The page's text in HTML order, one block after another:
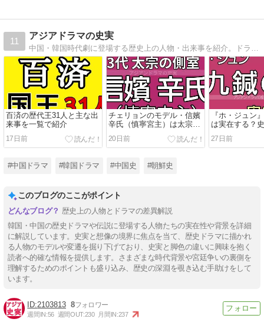
11
アジアドラマの史実
中国・韓国時代劇に登場する歴史上の人物・出来事を紹介。ドラマとは違う史実をお楽しみください。
百済の歴代王31人と主な出
来事を一覧で紹介
17日前
チェリョンのモデル・信嬪
辛氏（慎寧宮主）は太宗に
仕えて死後も冥福を祈り続
けた側室
20日前
『ホ・ジュン
は実在する？
鍼勝負の由来
27日前
#中国ドラマ #韓国ドラマ #中国史 #朝鮮史
このブログのここがポイント
歴史上の人物とドラマの差異解説
韓国・中国の歴史ドラマや伝説に登場する人物たちの実在性や背景を詳細
に解説しています。史実と想像の境界に焦点を当て、歴史ドラマに描かれ
る人物のモデルや変遷を掘り下げており、史実と脚色の違いに興味を抱く
読者へ的確な情報を提供します。さまざまな時代背景や宮廷争いの裏側を
理解するためのポイントも盛り込み、歴史の深淵を覗き込む手助けをして
います。
2103813 8
週間IN:56 週間OUT:230 月間IN:237